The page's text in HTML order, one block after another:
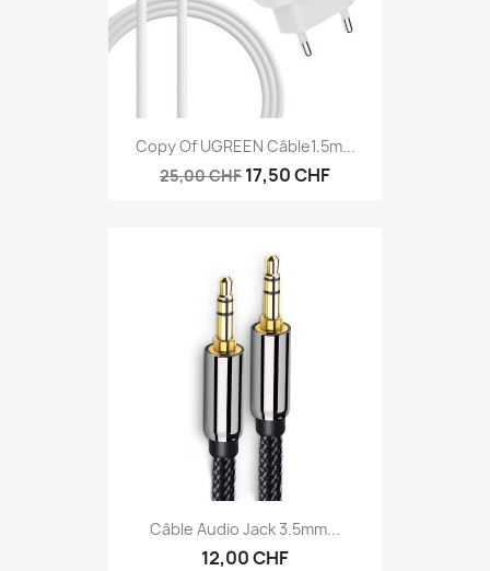
Copy Of UGREEN Câble1.5m...
25,00 CHF 17,50 CHF
Câble Audio Jack 3.5mm...
12,00 CHF